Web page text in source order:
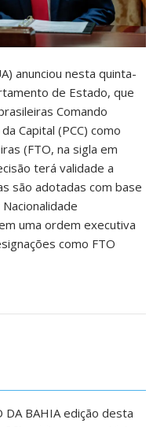
anunciou nesta quinta-
de Estado, que
Comando
Capital (PCC) como
(FTO, na sigla em
terá validade a
são adotadas com base
uma ordem executiva
como FTO
DA BAHIA edição desta